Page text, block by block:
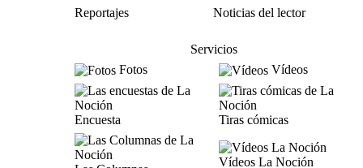
Reportajes
Noticias del lector
Servicios
Fotos
Vídeos
Encuesta Tiras cómicas
Vídeos La Noción